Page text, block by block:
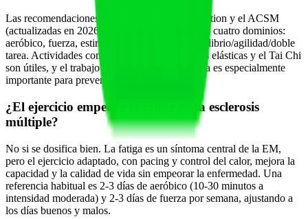
Las recomendaciones de la Parkinson's Foundation y el ACSM
(actualizadas en 2026) organizan el ejercicio en cuatro dominios:
aeróbico, fuerza, estiramiento/movilidad y equilibrio/agilidad/doble
tarea. Actividades como la natación, las bandas elásticas y el Tai Chi
son útiles, y el trabajo de equilibrio y multitarea es especialmente
importante para prevenir caídas.
¿El ejercicio empeora la fatiga en la esclerosis
múltiple?
No si se dosifica bien. La fatiga es un síntoma central de la EM,
pero el ejercicio adaptado, con pacing y control del calor, mejora la
capacidad y la calidad de vida sin empeorar la enfermedad. Una
referencia habitual es 2-3 días de aeróbico (10-30 minutos a
intensidad moderada) y 2-3 días de fuerza por semana, ajustando a
los días buenos y malos.